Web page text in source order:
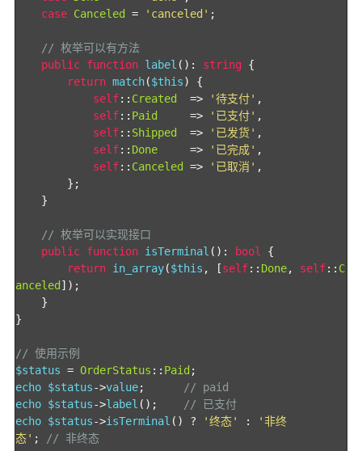
case Canceled = 'canceled' ;
// 枚举可以有方法
public function label (): string
{
return match($this)
{
self:: Created => '待支付' ,
self:: Paid => '已支付' ,
self:: Shipped => '已发货' ,
self:: Done => '已完成' ,
self:: Canceled => '已取消' ,
};
}
// 枚举可以实现接口
public function isTerminal (): bool
{
return in_array($this , [self:: Done, self:: C
anceled ]);
}
}
// 使用示例
$status = OrderStatus :: Paid ;
echo $status->value;
// paid
echo $status->label ();
// 已支付
echo $status->isTerminal () ? '终态' :
'非终
态' ; // 非终态